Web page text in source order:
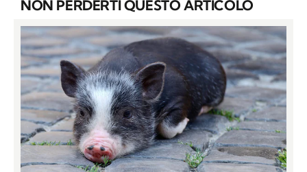
NON PERDERTI QUESTO ARTICOLO